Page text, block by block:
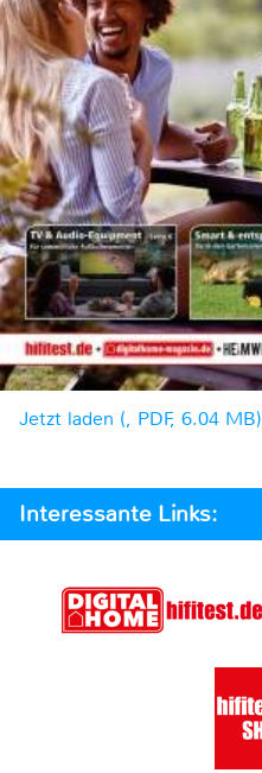
Jetzt laden (, PDF, 6.04 MB)
Interessante Links: